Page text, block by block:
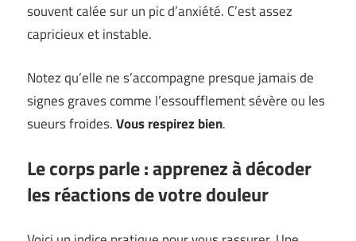
souvent calée sur un pic d’anxiété. C’est assez
capricieux et instable.
Notez qu’elle ne s’accompagne presque jamais de
signes graves comme l’essoufflement sévère ou les
sueurs froides.Vous respirez bien.
Le corps parle : apprenez à décoder
les réactions de votre douleur